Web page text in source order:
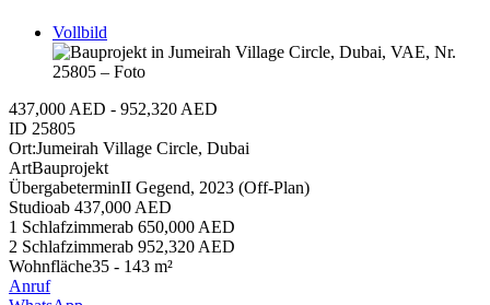
Vollbild
437,000 AED - 952,320 AED
ID 25805
Ort:Jumeirah Village Circle, Dubai
ArtBauprojekt
ÜbergabeterminII Gegend, 2023 (Off-Plan)
Studioab 437,000 AED
1 Schlafzimmerab 650,000 AED
2 Schlafzimmerab 952,320 AED
Wohnfläche35 - 143 m²
Anruf